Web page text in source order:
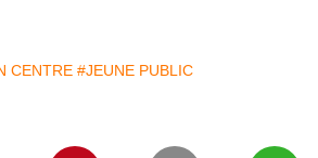
CENTRE #JEUNE PUBLIC